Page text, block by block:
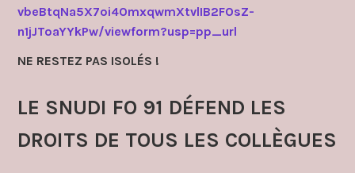
vbeBtqNa5X7oi4OmxqwmXtvlIB2FOsZ-
n1jJToaYYkPw/viewform?usp=pp_url
NE RESTEZ PAS ISOLÉS !
LE SNUDI FO 91 DÉFEND LES
DROITS DE TOUS LES COLLÈGUES